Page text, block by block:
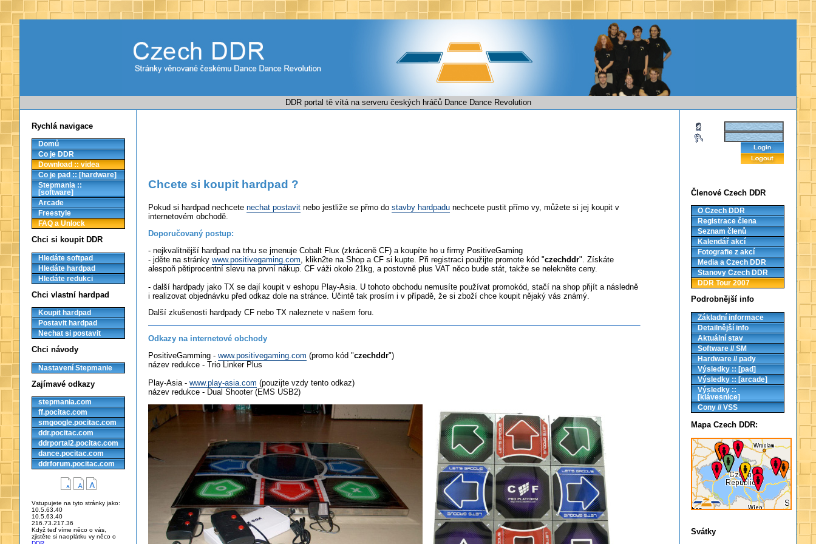
DDR portal tě vítá na serveru českých hráčů Dance Dance Revolution
Rychlá navigace
Domů
Co je DDR
Download :: videa
Co je pad :: [hardware]
Stepmania ::
[software]
Arcade
Freestyle
FAQ a Unlock
Chci si koupit DDR
Hledáte softpad
Hledáte hardpad
Hledáte redukci
Chci vlastní hardpad
Koupit hardpad
Postavit hardpad
Nechat si postavit
Chci návody
Nastavení Stepmanie
Zajímavé odkazy
stepmania.com
ff.pocitac.com
smgoogle.pocitac.com
ddr.pocitac.com
ddrportal2.pocitac.com
dance.pocitac.com
ddrforum.pocitac.com
Vstupujete na tyto stránky jako:
10.5.63.40
10.5.63.40
216.73.217.36
Když teď víme něco o vás,
zjistěte si naoplátku vy něco o
Členové Czech DDR
O Czech DDR
Registrace člena
Seznam členů
Kalendář akcí
Fotografie z akcí
Media a Czech DDR
Stanovy Czech DDR
DDR Tour 2007
Podrobnější info
Základní informace
Detailnější info
Aktuální stav
Software // SM
Hardware // pady
Výsledky :: [pad]
Výsledky :: [arcade]
Výsledky ::
[klávesnice]
Cony // VSS
Mapa Czech DDR:
Svátky
Chcete si koupit hardpad ?
Pokud si hardpad nechcetenechat postavit nebo jestliže se přmo dostavby hardpadu nechcete pustit přímo vy, můžete si jej koupit v
internetovém obchodě.
Doporučovaný postup:
- nejkvalitnější hardpad na trhu se jmenuje Cobalt Flux (zkráceně CF) a koupíte ho u firmy PositiveGaming
- jděte na stránkywww.positivegaming.com , klikn2te na Shop a CF si kupte. Při registraci použijte promote kód "czechddr". Získáte
alespoň pětiprocentní slevu na první nákup. CF váži okolo 21kg, a postovně plus VAT něco bude stát, takže se nelekněte ceny.
- další hardpady jako TX se dají koupit v eshopu Play-Asia. U tohoto obchodu nemusíte používat promokód, stačí na shop přijít a následně
i realizovat objednávku před odkaz dole na stránce. Učintě tak prosím i v případě, že si zboží chce koupit nějaký vás známý.
Další zkušenosti hardpady CF nebo TX naleznete v našem foru.
Odkazy na internetové obchody
PositiveGamming -www.positivegaming.com (promo kód "czechddr")
název redukce - Trio Linker Plus
Play-Asia -www.play-asia.com (pouzijte vzdy tento odkaz)
název redukce - Dual Shooter (EMS USB2)